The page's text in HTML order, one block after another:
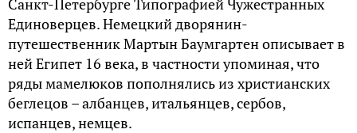
Санкт-Петербурге Типографией Чужестранных
Единоверцев. Немецкий дворянин-
путешественник Мартын Баумгартен описывает в
ней Египет 16 века, в частности упоминая, что
ряды мамелюков пополнялись из христианских
беглецов – албанцев, итальянцев, сербов,
испанцев, немцев.